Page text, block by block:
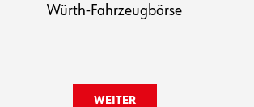
Würth-Fahrzeugbörse
WEITER